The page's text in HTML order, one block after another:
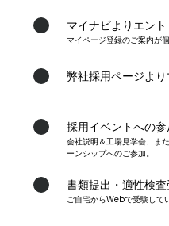
マイナビよりエン
マイページ登録のご案内が
弊社採用ページよ
採用イベントへの参
会社説明＆工場見学会、ま
ーンシップへのご参加。
書類提出・適性検
ご自宅からWebで受験して